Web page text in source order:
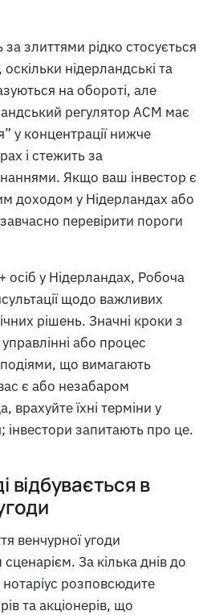
злиттями рідко стосується
нідерландські та
на обороті, але
регулятор ACM має
у концентрації нижче
і стежить за
Якщо ваш інвестор є
доходом у Нідерландах або
перевірити пороги
у Нідерландах, Робоча
щодо важливих
рішень. Значні кроки з
або процес
що вимагають
є або незабаром
врахуйте їхні терміни у
інвестори запитають про це.
в
венчурної угоди
сценарієм. За кілька днів до
розповсюдите
та акціонерів, що